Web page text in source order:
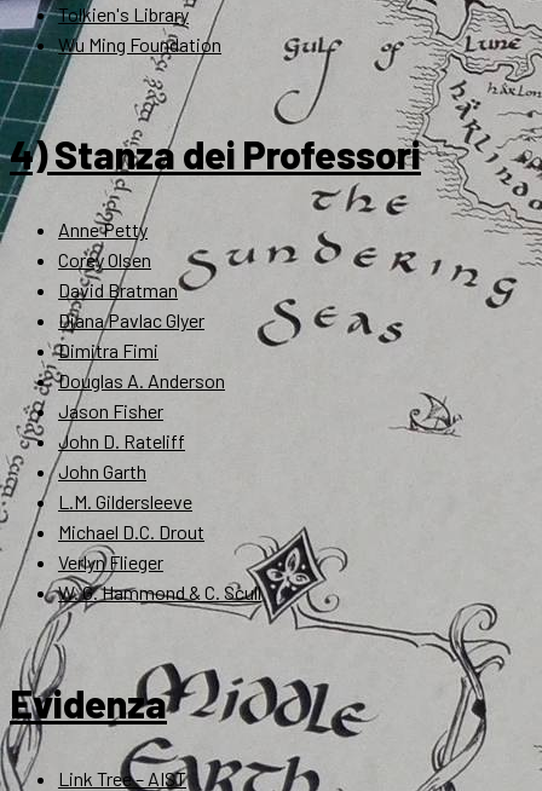
Tolkien's Library
Wu Ming Foundation
4) Stanza dei Professori
Anne Petty
Corey Olsen
David Bratman
Diana Pavlac Glyer
Dimitra Fimi
Douglas A. Anderson
Jason Fisher
John D. Rateliff
John Garth
L.M. Gildersleeve
Michael D.C. Drout
Verlyn Flieger
W. G. Hammond & C. Scull
Evidenza
Link Tree – AIST